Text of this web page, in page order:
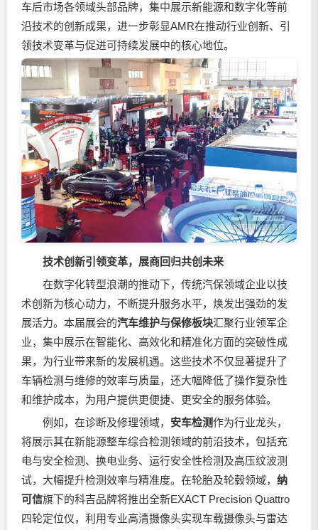
车后市场各领域头部品牌，集中展示新能源和数字化等前
沿技术的创新成果，进一步彰显AMR在推动行业创新、引
领技术变革与促进可持续发展中的核心地位。
技术创新引领变革，展商回归共创未来
在数字化转型浪潮的推动下，传统汽保领域企业以技
术创新为核心动力，不断提升服务水平，焕发出强劲的发
展活力。本届展会的汽车维护与保修板块汇聚行业领军企
业，集中展示在智能化、高效化和精准化方面的突破性成
果，为行业带来新的发展机遇。这些技术不仅显著提升了
车辆检测与维修的效率与质量，还大幅降低了操作复杂性
和维护成本，为用户提供更便捷、更安全的服务体验。
例如，在诊断及修理领域， 安车检测作为行业龙头，
将展示其在新能源整车综合检测领域的前沿技术，包括充
电与安全检测、换电业务、运行安全性检测及高压纹波测
试，大幅提升检测效率与精准度。在轮胎及轮毂领域， 纳
可信旗下的科吉品牌将推出全新EXACT Precision Quattro
四轮定位仪，利用专业高清摄像头实现车载摄像头与雷达